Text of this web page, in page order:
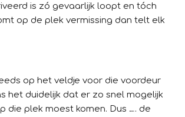
is zó gevaarlijk loopt en tóch
op de plek vermissing dan telt elk
op het veldje voor die voordeur
het duidelijk dat er zo snel mogelijk
die plek moest komen. Dus …. de